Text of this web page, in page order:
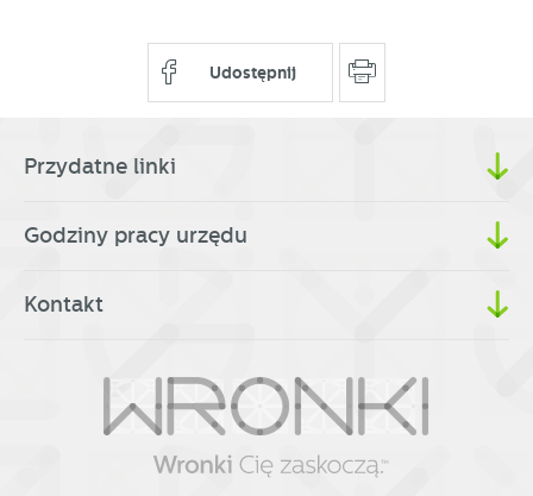
Udostępnij
Przydatne linki
Godziny pracy urzędu
Kontakt